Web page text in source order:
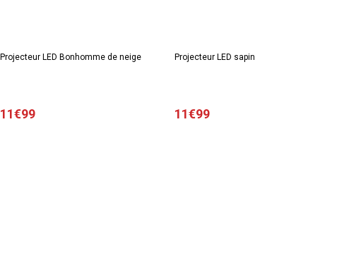
Projecteur LED Bonhomme de neige
11€99
Projecteur LED sapin
11€99